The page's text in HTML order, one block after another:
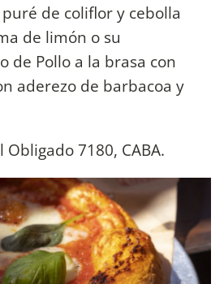
de coliflor y cebolla
de limón o su
de Pollo a la brasa con
aderezo de barbacoa y
Obligado 7180, CABA.